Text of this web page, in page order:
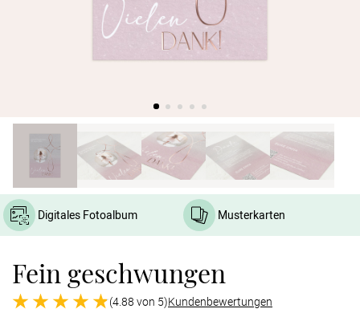
Digitales Fotoalbum Musterkarten
Fein geschwungen
(4.88 von 5)Kundenbewertungen